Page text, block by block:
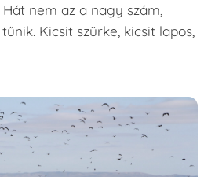
nem az a nagy szám,
Kicsit szürke, kicsit lapos,